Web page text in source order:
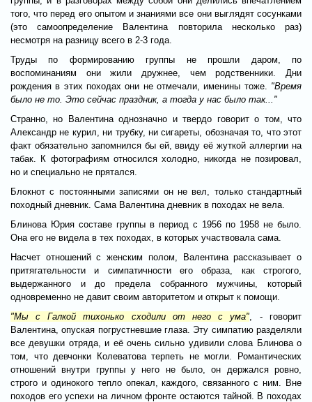
того, что перед его опытом и знаниями все они выглядят сосунками
(это самоопределение Валентина повторила несколько раз)
несмотря на разницу всего в 2-3 года.
Труды по формированию группы не прошли даром, по
воспоминаниям они жили дружнее, чем родственники. Дни
рождения в этих походах они не отмечали, именины тоже. "Время
было не то. Это сейчас праздник, а тогда у нас было так..."
Странно, но Валентина однозначно и твердо говорит о том, что
Александр не курил, ни трубку, ни сигареты, обозначая то, что этот
факт обязательно запомнился бы ей, ввиду её жуткой аллергии на
табак. К фотографиям относился холодно, никогда не позировал,
но и специально не прятался.
Блокнот с постоянными записями он не вел, только стандартный
походный дневник. Сама Валентина дневник в походах не вела.
Блинова Юрия составе группы в период с 1956 по 1958 не было.
Она его не видела в тех походах, в которых участвовала сама.
Насчет отношений с женским полом, Валентина рассказывает о
притягательности и симпатичности его образа, как строгого,
выдержанного и до предела собранного мужчины, который
одновременно не давит своим авторитетом и открыт к помощи.
"Мы с Галкой тихонько сходили от него с ума" , - говорит
Валентина, опуская погрустневшие глаза. Эту симпатию разделяли
все девушки отряда, и её очень сильно удивили слова Блинова о
том, что девчонки Колеватова терпеть не могли. Романтических
отношений внутри группы у него не было, он держался ровно,
строго и одинокого тепло опекал, каждого, связанного с ним. Вне
походов его успехи на личном фронте остаются тайной. В походах